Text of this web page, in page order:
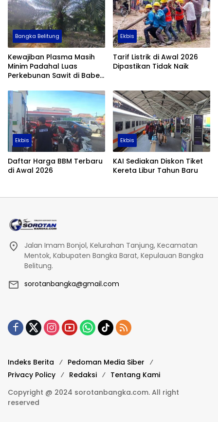
Bangka Belitung
Kewajiban Plasma Masih
Minim Padahal Luas
Perkebunan Sawit di Babel
Ekbis
Tarif Listrik di Awal 2026
Dipastikan Tidak Naik
Ekbis
Daftar Harga BBM Terbaru
di Awal 2026
Ekbis
KAI Sediakan Diskon Tiket
Kereta Libur Tahun Baru
Jalan Imam Bonjol, Kelurahan Tanjung, Kecamatan
Mentok, Kabupaten Bangka Barat, Kepulauan Bangka
Belitung.
sorotanbangka@gmail.com
Indeks Berita
Pedoman Media Siber
Privacy Policy
Redaksi
Tentang Kami
Copyright @ 2024 sorotanbangka.com. All right
reserved